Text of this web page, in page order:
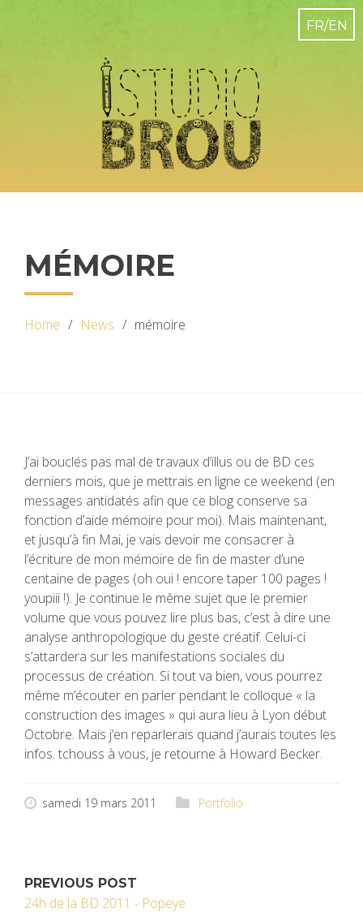
MÉMOIRE
Home News mémoire
J’ai bouclés pas mal de travaux d’illus ou de BD ces
derniers mois, que je mettrais en ligne ce weekend (en
messages antidatés afin que ce blog conserve sa
fonction d’aide mémoire pour moi). Mais maintenant,
et jusqu’à fin Mai, je vais devoir me consacrer à
l’écriture de mon mémoire de fin de master d’une
centaine de pages (oh oui ! encore taper 100 pages !
youpiii !). Je continue le même sujet que le premier
volume que vous pouvez lire plus bas, c’est à dire une
analyse anthropologique du geste créatif. Celui-ci
s’attardera sur les manifestations sociales du
processus de création. Si tout va bien, vous pourrez
même m’écouter en parler pendant le colloque « la
construction des images » qui aura lieu à Lyon début
Octobre. Mais j’en reparlerais quand j’aurais toutes les
infos. tchouss à vous, je retourne à Howard Becker.
samedi 19 mars 2011 Portfolio
PREVIOUS POST
24h de la BD 2011 - Popeye